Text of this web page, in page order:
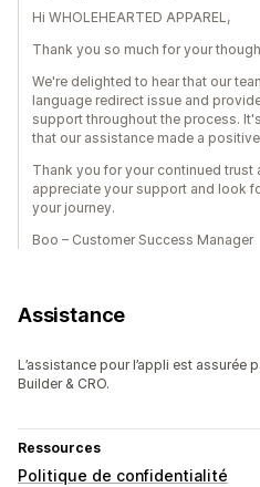
Hi WHOLEHEARTED APPAREL,
Thank you so much for your
We're delighted to hear that our
language redirect issue and
support throughout the process.
that our assistance made a
Thank you for your continued trust
appreciate your support and look
your journey.
Boo – Customer Success Manager
Assistance
L’assistance pour l’appli est assurée
Builder & CRO.
Ressources
Politique de confidentialité